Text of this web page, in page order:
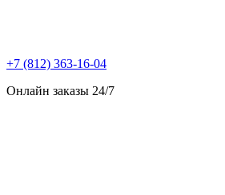
+7 (812) 363-16-04
Онлайн заказы 24/7